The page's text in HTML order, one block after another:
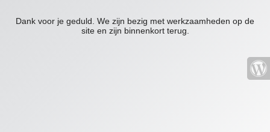
Dank voor je geduld. We zijn bezig met werkzaamheden op de
site en zijn binnenkort terug.